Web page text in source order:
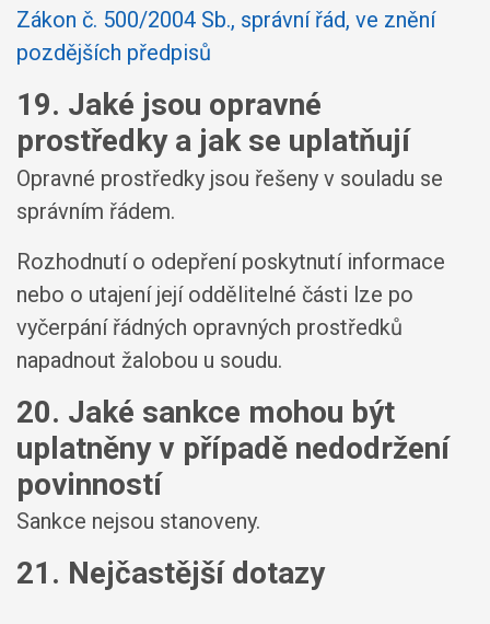
Zákon č. 500/2004 Sb., správní řád, ve znění
pozdějších předpisů
19. Jaké jsou opravné
prostředky a jak se uplatňují
Opravné prostředky jsou řešeny v souladu se
správním řádem.
Rozhodnutí o odepření poskytnutí informace
nebo o utajení její oddělitelné části lze po
vyčerpání řádných opravných prostředků
napadnout žalobou u soudu.
20. Jaké sankce mohou být
uplatněny v případě nedodržení
povinností
Sankce nejsou stanoveny.
21. Nejčastější dotazy